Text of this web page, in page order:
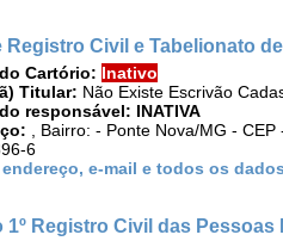
Registro Civil e Tabelionato
Cartório: Inativo
Titular: Não Existe Escrivão
responsável: INATIVA
, Bairro: - Ponte Nova/MG - CEP
6
e-mail e todos os
1º Registro Civil das Pessoas